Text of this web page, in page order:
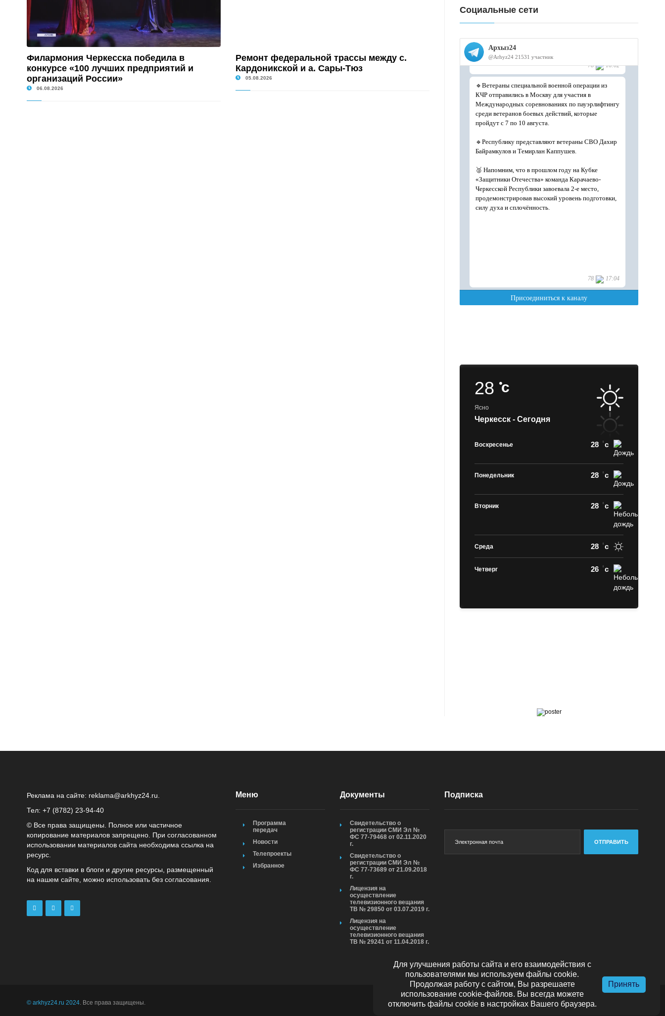
Филармония Черкесска победила в
конкурсе «100 лучших предприятий и
организаций России»
06.08.2026
Ремонт федеральной трассы между с.
Кардоникской и а. Сары-Тюз
05.08.2026
Социальные сети
28c
Ясно
Черкесск - Сегодня
Воскресенье 28 c
Понедельник 28 c
Вторник 28 c
Среда 28 c
Четверг 26 c
Реклама на сайте: reklama@arkhyz24.ru
Тел: +7 (8782) 23‑94‑40
© Все права защищены. Полное или частичное
копирование материалов запрещено. При согласованном
использовании материалов сайта необходима ссылка на
ресурс.
Код для вставки в блоги и другие ресурсы, размещенный
на нашем сайте, можно использовать без согласования.
Меню
Программа
передач
Новости
Телепроекты
Избранное
Документы
Свидетельство о
регистрации СМИ Эл №
ФС 77-79468 от 02.11.2020
г.
Свидетельство о
регистрации СМИ Эл №
ФС 77-73689 от 21.09.2018
г.
Лицензия на
осуществление
телевизионного вещания
ТВ № 29850 от 03.07.2019 г.
Лицензия на
осуществление
телевизионного вещания
ТВ № 29241 от 11.04.2018 г.
Подписка
ОТПРАВИТЬ
© arkhyz24.ru 2024. Все права защищены.
Для улучшения работы сайта и его взаимодействия с
пользователями мы используем файлы cookie.
Продолжая работу с сайтом, Вы разрешаете
использование cookie-файлов. Вы всегда можете
отключить файлы cookie в настройках Вашего браузера.
Принять